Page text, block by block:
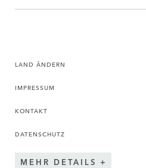
LAND ÄNDERN
IMPRESSUM
KONTAKT
DATENSCHUTZ
MEHR DETAILS